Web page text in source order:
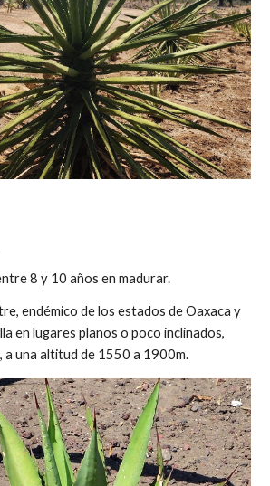
8y 10 años en madurar.
endémico de los estados de Oaxaca y
en lugares planos o poco inclinados,
a una altitud de 1550 a 1900m.